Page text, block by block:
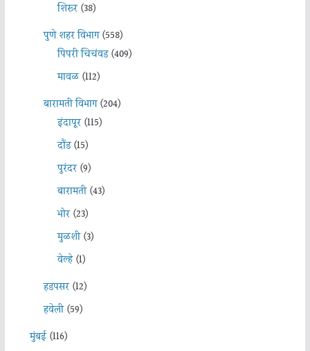
शिरूर(38)
पुणे शहर विभाग(558)
पिंपरी चिचंवड(409)
मावळ(112)
बारामती विभाग(204)
इंदापूर(115)
दौंड(15)
पुरंदर(9)
बारामती(43)
भोर(23)
मुळशी(3)
वेल्हे(1)
हडपसर(12)
हवेली(59)
मुंबई(116)